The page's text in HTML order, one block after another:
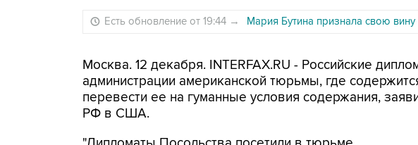
Есть обновление от 19:44 → Мария Бутина признала свою
Москва. 12 декабря. INTERFAX.RU - Российские
администрации американской тюрьмы, где
перевести ее на гуманные условия содержания,
РФ в США.